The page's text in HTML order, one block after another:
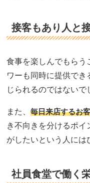
接客もあり人と
食事を楽しんでもらう
ワーも同時に提供で
じられるのではないで
また、毎日来店するお
き不向きを分けるポ
がしたいという人には
社員食堂で働く